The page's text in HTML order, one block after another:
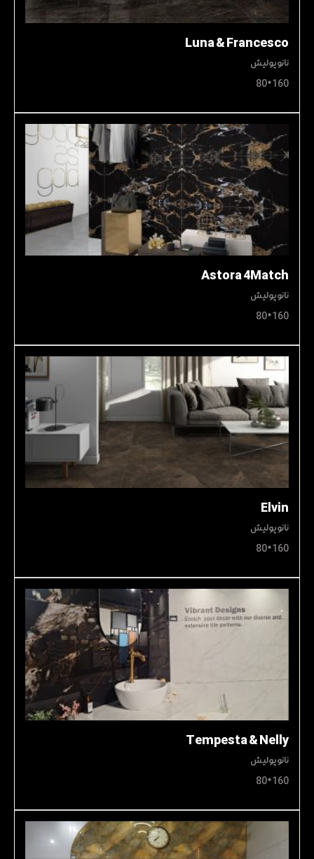
Luna & Francesco
نانوپولیش
160*80
Astora 4Match
نانوپولیش
160*80
Elvin
نانوپولیش
160*80
Tempesta & Nelly
نانوپولیش
160*80